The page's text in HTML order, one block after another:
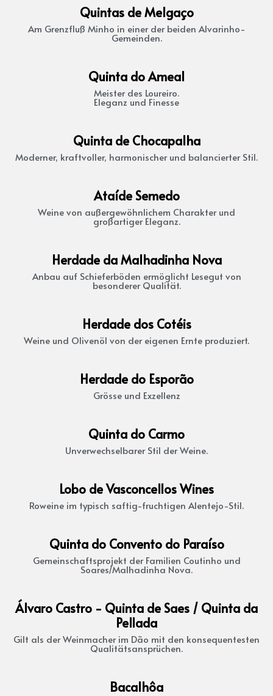
Quintas de Melgaço
Am Grenzfluß Minho in einer der beiden Alvarinho-
Gemeinden.
Quinta do Ameal
Meister des Loureiro.
Eleganz und Finesse
Quinta de Chocapalha
Moderner, kraftvoller, harmonischer und balancierter Stil.
Ataíde Semedo
Weine von außergewöhnlichem Charakter und
großartiger Eleganz.
Herdade da Malhadinha Nova
Anbau auf Schieferböden ermöglicht Lesegut von
besonderer Qualität.
Herdade dos Cotéis
Weine und Olivenöl von der eigenen Ernte produziert.
Herdade do Esporão
Grösse und Exzellenz
Quinta do Carmo
Unverwechselbarer Stil der Weine.
Lobo de Vasconcellos Wines
Roweine im typisch saftig-fruchtigen Alentejo-Stil.
Quinta do Convento do Paraíso
Gemeinschaftsprojekt der Familien Coutinho und
Soares/Malhadinha Nova.
Álvaro Castro - Quinta de Saes / Quinta da
Pellada
Gilt als der Weinmacher im Dão mit den konsequentesten
Qualitätsansprüchen.
Bacalhôa